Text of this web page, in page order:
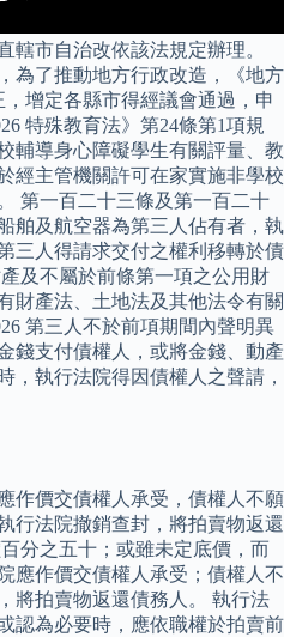
轄市自治改依該法規定辦理。
為了推動地方行政改造，《地方
增定各縣市得經議會通過，申
特殊教育法》第24條第1項規
輔導身心障礙學生有關評量、教
經主管機關許可在家實施非學校
第一百二十三條及第一百二十
舶及航空器為第三人佔有者，執
三人得請求交付之權利移轉於債
及不屬於前條第一項之公用財
財產法、土地法及其他法令有關
第三人不於前項期間內聲明異
錢支付債權人，或將金錢、動產
，執行法院得因債權人之聲請，
作價交債權人承受，債權人不願
行法院撤銷查封，將拍賣物返還
分之五十；或雖未定底價，而
應作價交債權人承受；債權人不
將拍賣物返還債務人。 執行法
認為必要時，應依職權於拍賣前